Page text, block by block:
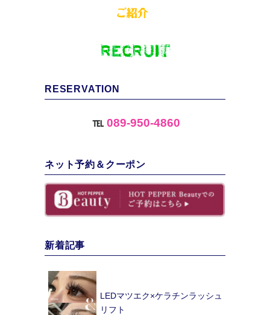
RESERVATION
℡ 089-950-4860
ネット予約＆クーポン
新着記事
LEDマツエク×ケラチンラッシュ
リフト